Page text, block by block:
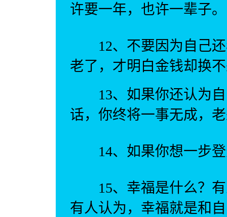
许要一年，也许一辈子。
12、不要因为自己还
老了，才明白金钱却换
13、如果你还认为自
话，你终将一事无成，
14、如果你想一步登
15、幸福是什么？有
有人认为，幸福就是和